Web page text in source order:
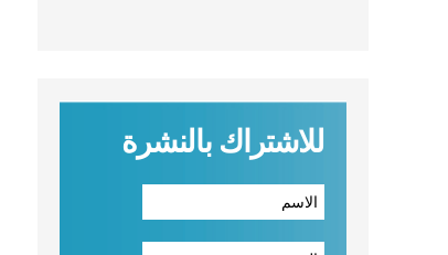
للاشتراك بالنشرة